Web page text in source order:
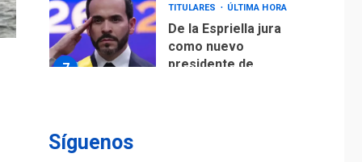
7
TITULARES
ÚLTIMA HORA
De la Espriella jura
como nuevo
presidente de
Síguenos